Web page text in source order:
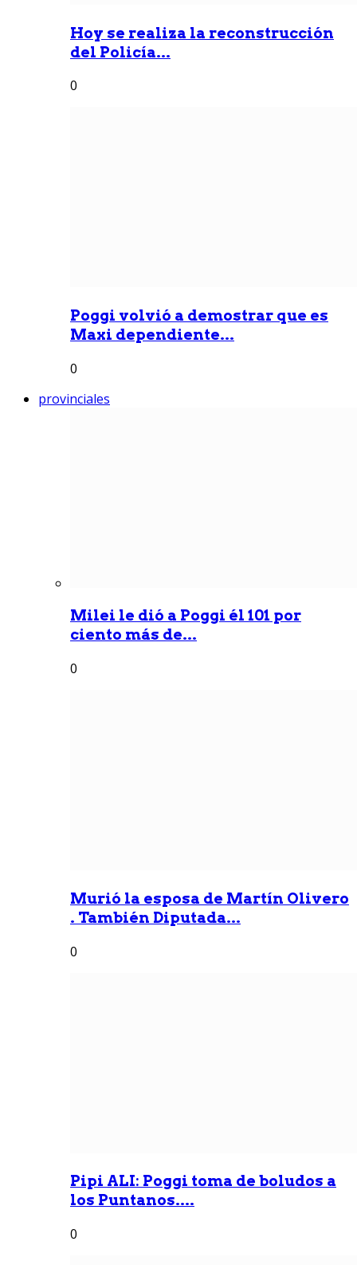
Hoy se realiza la reconstrucción
del Policía...
0
Poggi volvió a demostrar que es
Maxi dependiente...
0
provinciales
Milei le dió a Poggi él 101 por
ciento más de...
0
Murió la esposa de Martín Olivero
. También Diputada...
0
Pipi ALI: Poggi toma de boludos a
los Puntanos....
0